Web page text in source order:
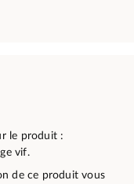
le produit :
vif.
de ce produit vous